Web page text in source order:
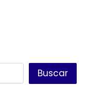
Buscar